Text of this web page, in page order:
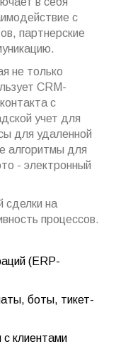
с
партнерские
не только
CRM-
с
учет для
для удаленной
алгоритмы для
- электронный
сделки на
процессов.
(ERP-
боты, тикет-
клиентами